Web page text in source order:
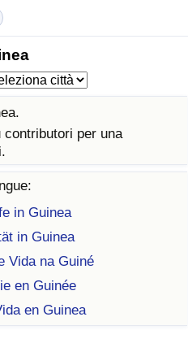
per una
in Guinea
in Guinea
Vida na Guiné
en Guinée
en Guinea
Nazione
per Nazione
(Corrente)
per Paese
(Corrente)